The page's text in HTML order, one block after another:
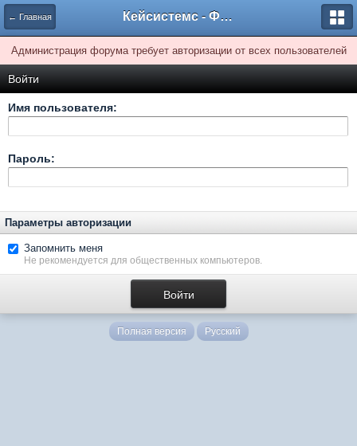
← Главная Кейсистемс - Форумы
Администрация форума требует авторизации от всех пользователей
Войти
Имя пользователя:
Пароль:
Параметры авторизации
Запомнить меня
Не рекомендуется для общественных компьютеров.
Полная версия Русский